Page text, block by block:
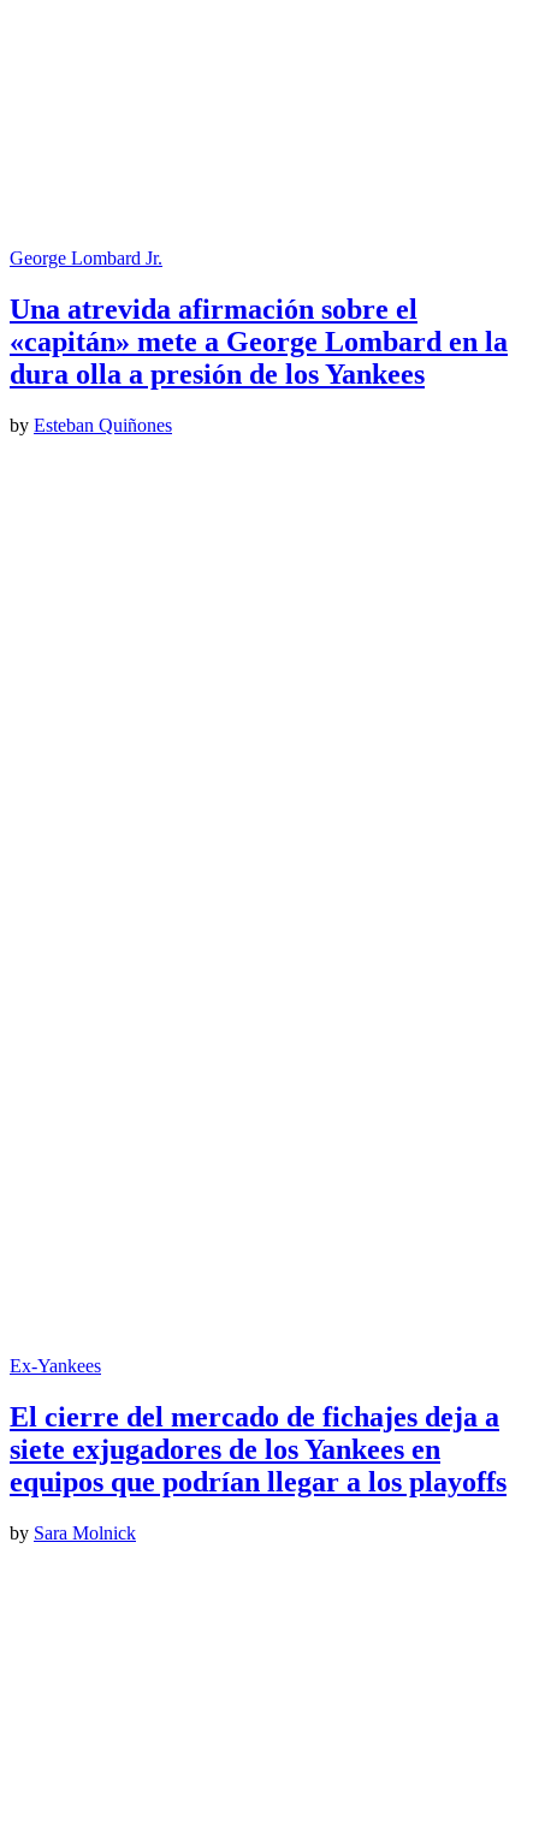
George Lombard Jr.
Una atrevida afirmación sobre el
«capitán» mete a George Lombard en la
dura olla a presión de los Yankees
by Esteban Quiñones
Ex-Yankees
El cierre del mercado de fichajes deja a
siete exjugadores de los Yankees en
equipos que podrían llegar a los playoffs
by Sara Molnick